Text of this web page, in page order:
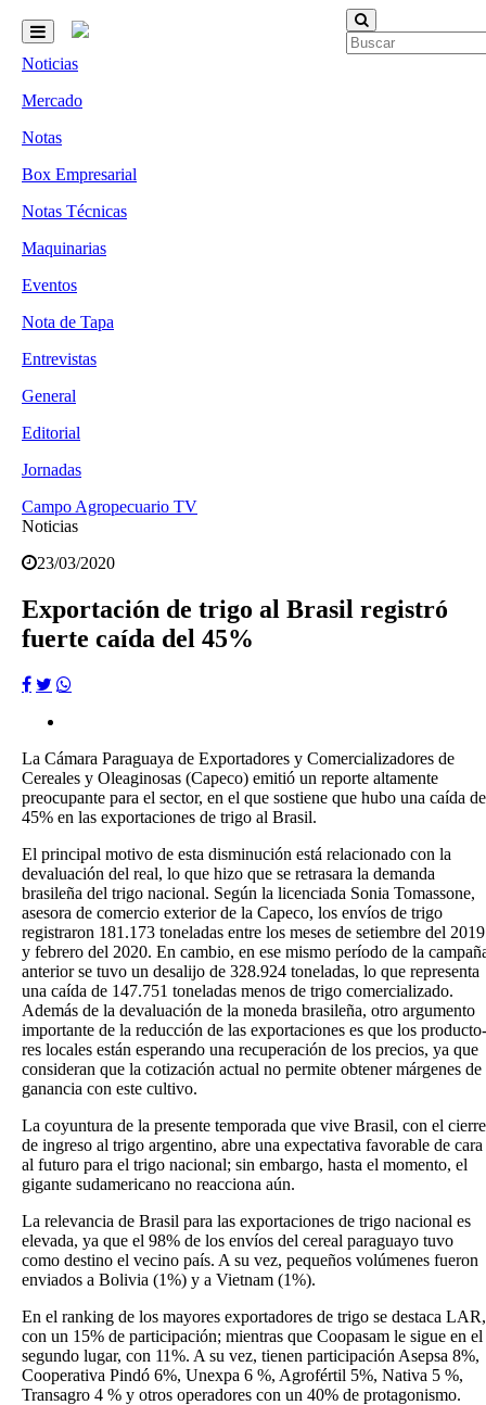
Noticias
Mercado
Notas
Box Empresarial
Notas Técnicas
Maquinarias
Eventos
Nota de Tapa
Entrevistas
General
Editorial
Jornadas
Campo Agropecuario TV
Noticias
23/03/2020
Exportación de trigo al Brasil registró
fuerte caída del 45%
La Cámara Paraguaya de Exportadores y Comercializadores de
Cereales y Oleaginosas (Capeco) emitió un reporte altamente
preocupante para el sector, en el que sostiene que hubo una caída
45% en las exportaciones de trigo al Brasil.
El principal motivo de esta disminución está relacio­nado con la
devaluación del real, lo que hizo que se retra­sara la demanda
brasileña del trigo nacional. Según la licen­ciada Sonia Tomassone,
ase­sora de comercio exterior de la Capeco, los envíos de trigo
registraron 181.173 toneladas entre los meses de setiembre del 2019
y febrero del 2020. En cambio, en ese mismo período de la
anterior se tuvo un desalijo de 328.924 tone­ladas, lo que representa
una caída de 147.751 toneladas menos de trigo comerciali­zado.
Además de la devalua­ción de la moneda brasileña, otro argumento
importante de la reducción de las expor­taciones es que los producto­
res locales están esperando una recuperación de los pre­cios, ya que
consideran que la cotización actual no permite obtener márgenes de
ganancia con este cultivo.
La coyuntura de la presente temporada que vive Brasil, con el cierre
de ingreso al trigo argentino, abre una expecta­tiva favorable de cara
al futuro para el trigo nacional; sin embargo, hasta el momento, el
gigante sudamericano no reacciona aún.
La relevancia de Brasil para las exportaciones de trigo nacio­nal es
elevada, ya que el 98% de los envíos del cereal paraguayo tuvo
como destino el vecino país. A su vez, pequeños volú­menes fueron
enviados a Boli­via (1%) y a Vietnam (1%).
En el ranking de los mayores exportadores de trigo se des­taca LAR,
con un 15% de parti­cipación; mientras que Coopa­sam le sigue en el
segundo lugar, con 11%. A su vez, tienen partici­pación Asepsa 8%,
Cooperativa Pindó 6%, Unexpa 6 %, Agro­fértil 5%, Nativa 5 %,
Transagro 4 % y otros operadores con un 40% de protagonismo.